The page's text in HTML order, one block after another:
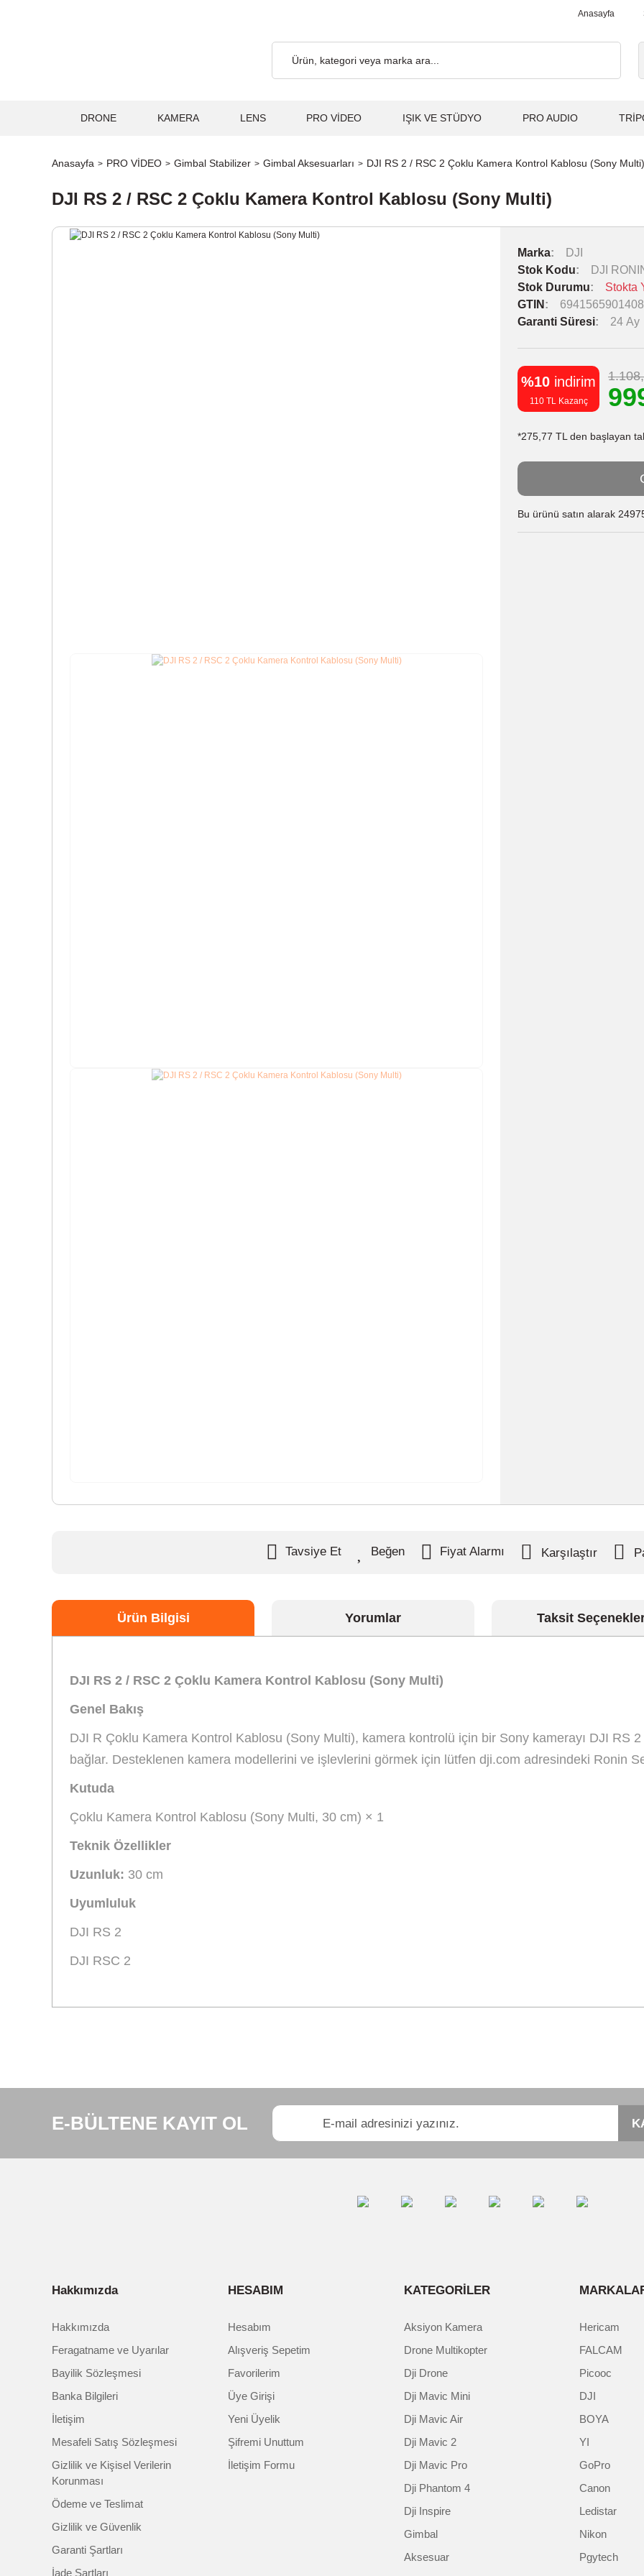
Anasayfa
DRONE KAMERA LENS PRO VİDEO IŞIK VE STÜDYO PRO AUDIO
Anasayfa PRO VİDEO Gimbal Stabilizer Gimbal Aksesuarları DJI RS 2 / RSC 2 Çoklu Kamera Kontrol Kablosu (Sony Multi)
DJI RS 2 / RSC 2 Çoklu Kamera Kontrol Kablosu (Sony Multi)
Marka
DJI
Stok Kodu
DJI
Stok Durumu
Stokta
GTIN
6941565901408
Garanti Süresi
24 Ay
%10 indirim
110 TL Kazanç
*275,77 TL den başlayan
Bu ürünü satın alarak
Tavsiye Et Fiyat Alarmı Karşılaştır
Ürün Bilgisi Yorumlar Taksit
DJI RS 2 / RSC 2 Çoklu Kamera Kontrol Kablosu (Sony Multi)
Genel Bakış
DJI R Çoklu Kamera Kontrol Kablosu (Sony Multi), kamera kontrolü için bir Sony kamerayı DJI RS
bağlar. Desteklenen kamera modellerini ve işlevlerini görmek için lütfen dji.com adresindeki Ronin
Kutuda
Çoklu Kamera Kontrol Kablosu (Sony Multi, 30 cm) × 1
Teknik Özellikler
Uzunluk: 30 cm
Uyumluluk
DJI RS 2
DJI RSC 2
Ürün resmi kalitesiz, bozuk veya görüntülenemiyor.
Gönder
E-BÜLTENE KAYIT OL
Hakkımızda
Hakkımızda
Feragatname ve Uyarılar
Bayilik Sözleşmesi
Banka Bilgileri
İletişim
Mesafeli Satış Sözleşmesi
Gizlilik ve Kişisel Verilerin
Korunması
Ödeme ve Teslimat
Gizlilik ve Güvenlik
Garanti Şartları
İade Şartları
HESABIM
Hesabım
Alışveriş Sepetim
Favorilerim
Üye Girişi
Yeni Üyelik
Şifremi Unuttum
İletişim Formu
KATEGORİLER
Aksiyon Kamera
Drone Multikopter
Dji Drone
Dji Mavic Mini
Dji Mavic Air
Dji Mavic 2
Dji Mavic Pro
Dji Phantom 4
Dji Inspire
Gimbal
Aksesuar
Hericam
FALCAM
Picooc
DJI
BOYA
YI
GoPro
Canon
Ledistar
Nikon
Pgytech
Ücretsiz... 2.000₺ ve Üzeri Alışverişlerde, Kargo Ücretsiz... 2.000₺ ve Üzeri Alışverişlerde, Kargo Ücretsiz... 2.000₺ ve Üzeri